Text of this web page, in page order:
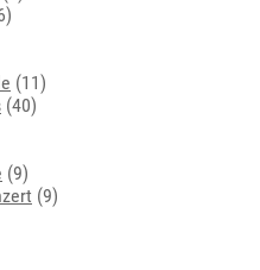
(11)
(40)
(9)
(9)